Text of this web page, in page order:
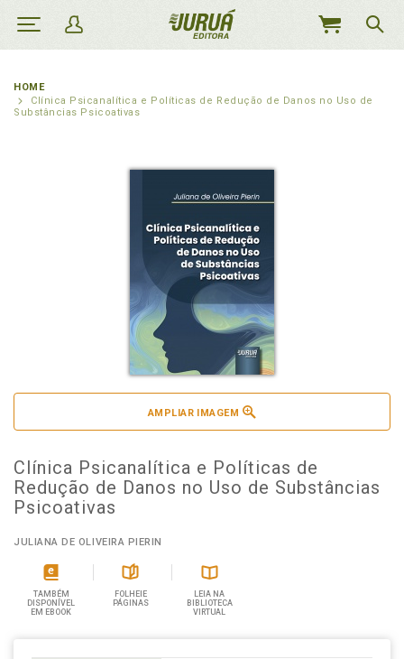
MEU
HOME
Clínica Psicanalítica e Políticas de Redução de Danos no Uso de
Substâncias Psicoativas
AMPLIAR IMAGEM
Clínica Psicanalítica e Políticas de
Redução de Danos no Uso de Substâncias
Psicoativas
JULIANA DE OLIVEIRA PIERIN
TAMBÉM
DISPONÍVEL
EM EBOOK
FOLHEIE
PÁGINAS
LEIA NA
BIBLIOTECA
VIRTUAL